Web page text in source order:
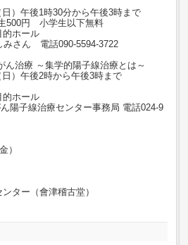
）午後1時30分から午後3時まで
500円 小学生以下無料
ホール
さん 電話090-5594-3722
治療 ～集学的陽子線治療とは～
）午後2時から午後3時まで
ホール
陽子線治療センター事務局 電話024-9
）
ター（會津稽古堂）